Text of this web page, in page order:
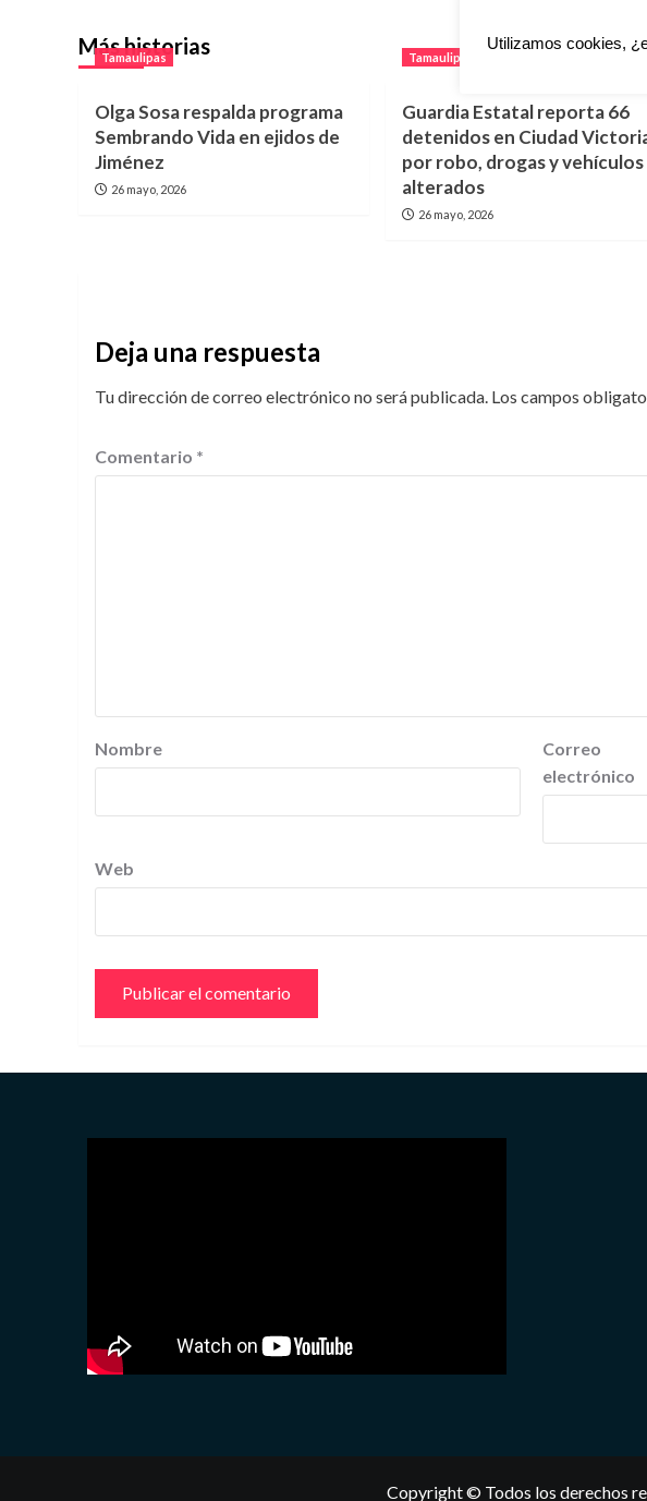
Más historias
Tamaulipas
Olga Sosa respalda programa
Sembrando Vida en ejidos de
Jiménez
26 mayo, 2026
Tamaulipas
Guardia Estatal reporta 66
detenidos en Ciudad
por robo, drogas y vehículos
alterados
26 mayo, 2026
Deja una respuesta
Tu dirección de correo electrónico no será publicada. Los campos
Comentario *
Nombre
Correo
electrónico
Web
Copyright © Todos los derechos
Utilizamos cookies,